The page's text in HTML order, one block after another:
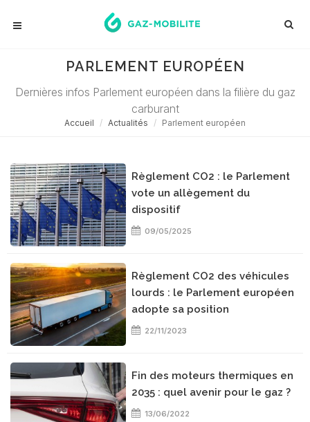
PARLEMENT EUROPÉEN
Dernières infos Parlement européen dans la filière du gaz
carburant
Accueil Actualités Parlement européen
Règlement CO2 : le Parlement
vote un allègement du
dispositif
09/05/2025
Règlement CO2 des véhicules
lourds : le Parlement européen
adopte sa position
22/11/2023
Fin des moteurs thermiques en
2035 : quel avenir pour le gaz ?
13/06/2022